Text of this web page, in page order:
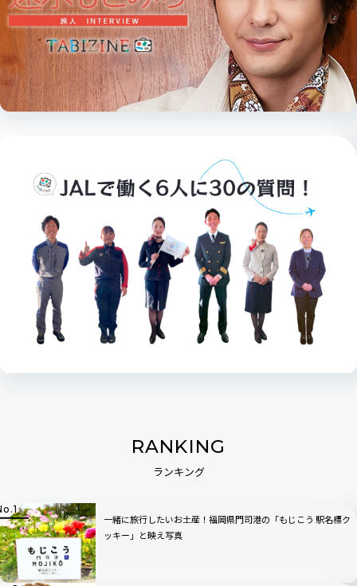
RANKING
ランキング
一緒に旅行したいお土産！福岡県門司港の「もじこう 駅名標ク
ッキー」と映え写真